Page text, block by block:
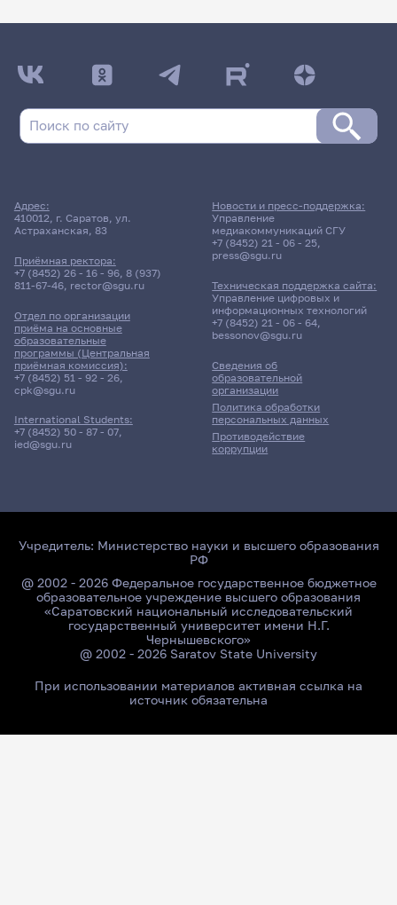
Адрес:
410012, г. Саратов, ул.
Астраханская, 83
Приёмная ректора:
+7 (8452) 26 - 16 - 96, 8 (937)
811-67-46, rector@sgu.ru
Отдел по организации
приёма на основные
образовательные
программы (Центральная
приёмная комиссия):
+7 (8452) 51 - 92 - 26,
cpk@sgu.ru
International Students:
+7 (8452) 50 - 87 - 07,
ied@sgu.ru
Сведения об
образовательной
организации
Политика обработки
персональных данных
Противодействие
коррупции
Новости и пресс-поддержка:
Управление
медиакоммуникаций СГУ
+7 (8452) 21 - 06 - 25,
press@sgu.ru
Техническая поддержка сайта:
Управление цифровых и
информационных технологий
+7 (8452) 21 - 06 - 64,
bessonov@sgu.ru
Учредитель: Министерство науки и высшего образования
РФ
@ 2002 - 2026 Федеральное государственное бюджетное
образовательное учреждение высшего образования
«Саратовский национальный исследовательский
государственный университет имени Н.Г.
Чернышевского»
@ 2002 - 2026 Saratov State University
При использовании материалов активная ссылка на
источник обязательна